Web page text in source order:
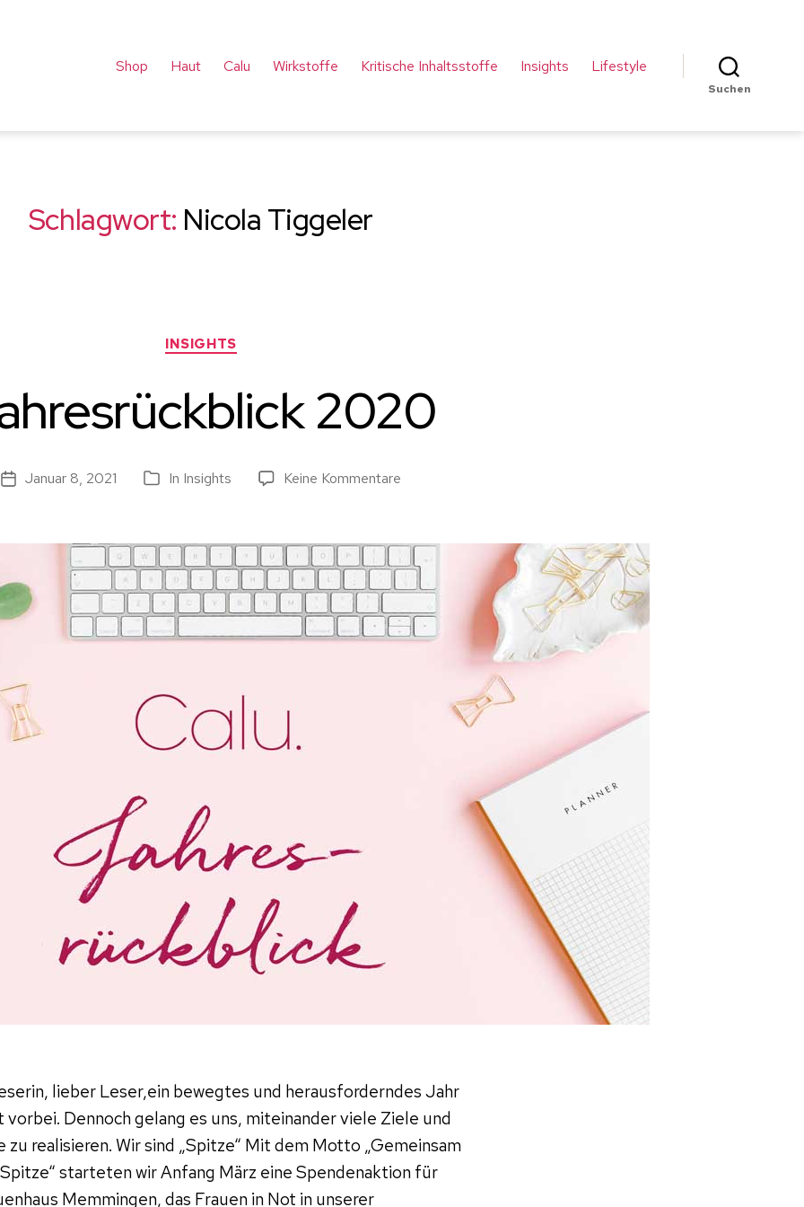
Shop Haut Calu Wirkstoffe Kritische Inhaltsstoffe Insights Lifestyle
Suchen
Schlagwort: Nicola Tiggeler
Kategorien
INSIGHTS
2020
Beitragsdatum
Januar 8, 2021 Kategorien
In Insights Keine Kommentare
lieber Leser,ein bewegtes und herausforderndes Jahr
Dennoch gelang es uns, miteinander viele Ziele und
zu realisieren. Wir sind „Spitze“ Mit dem Motto „Gemeinsam
starteten wir Anfang März eine Spendenaktion für
Memmingen, das Frauen in Not in unserer